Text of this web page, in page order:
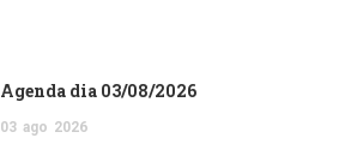
Agenda dia 03/08/2026
03 ago 2026